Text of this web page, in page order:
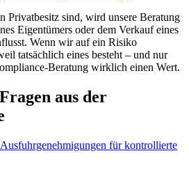
Privatbesitz sind, wird unsere Beratung
Eigentümers oder dem Verkauf eines
Wenn wir auf ein Risiko
tatsächlich eines besteht – und nur
Beratung wirklich einen Wert.
aus der
für kontrollierte